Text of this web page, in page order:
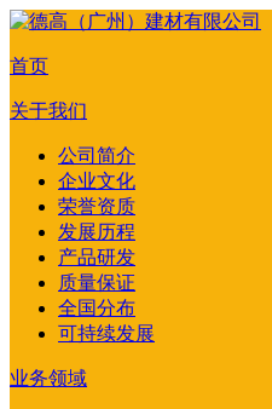
首页
关于我们
公司简介
企业文化
荣誉资质
发展历程
产品研发
质量保证
全国分布
可持续发展
业务领域